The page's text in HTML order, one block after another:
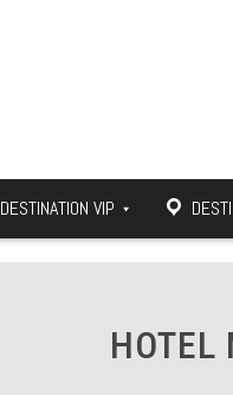
DESTINATION VIP
HOTEL